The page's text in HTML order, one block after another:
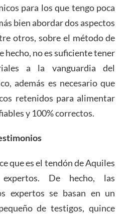
para los que tengo poca
bien abordar dos aspectos
otros, sobre el método de
no es suficiente tener
a la vanguardia del
además es necesario que
retenidos para alimentar
y 100% correctos.
que es el tendón de Aquiles
De hecho, las
expertos se basan en un
de testigos, quince